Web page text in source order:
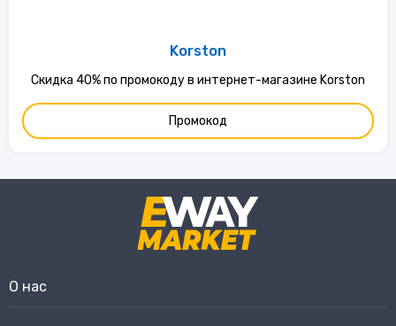
Korston
Скидка 40% по промокоду в интернет-магазине Korston
Промокод
О нас